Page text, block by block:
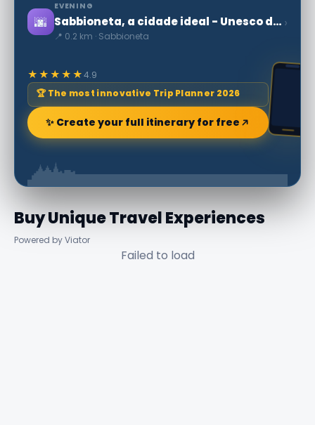
🌆
EVENING
Sabbioneta, a cidade ideal - Unesco do Patrimonio
📍 0.2 km · Sabbioneta
›
★★★★★4.9
🏆 The most innovative Trip Planner 2026
✨ Create your full itinerary for free
Buy Unique Travel Experiences
Powered by Viator
Failed to load